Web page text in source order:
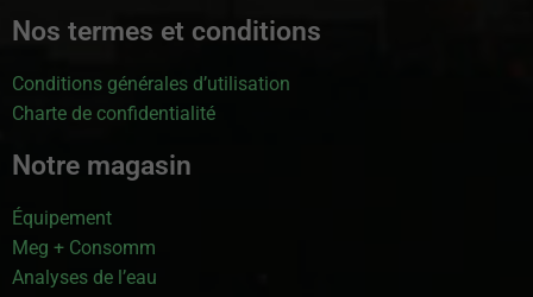
Nos termes et conditions
Conditions générales d’utilisation
Charte de confidentialité
Notre magasin
Équipement
Meg + Consomm
Analyses de l’eau